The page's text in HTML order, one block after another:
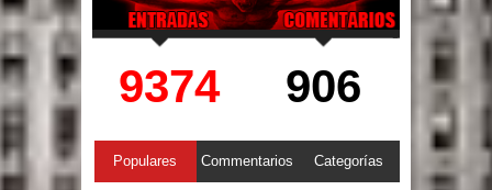
9374 906
Populares Commentarios Categorías